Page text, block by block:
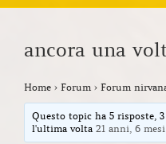
ancora una
Home › Forum › Forum
Questo topic ha 5 risposte,
l'ultima volta21 anni, 6